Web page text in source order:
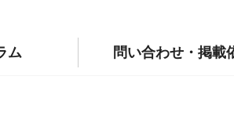
ム 問い合わせ・掲載